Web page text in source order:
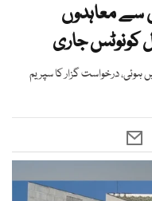
سے معاہدوں
کونوٹس جاری
درخواست گزار کا سپریم